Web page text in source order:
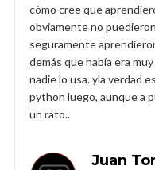
cómo cree que
obviamente no
seguramente
demás que había era
nadie lo usa. yla verdad
python luego, aunque a
un rato..
Juan